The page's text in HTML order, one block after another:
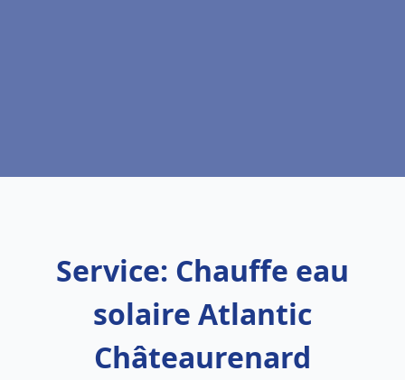
Service: Chauffe eau
solaire Atlantic
Châteaurenard